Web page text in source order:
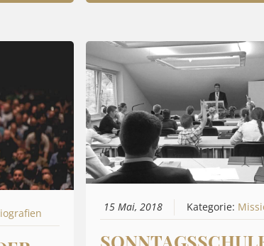
15 Mai, 2018 Kategorie: